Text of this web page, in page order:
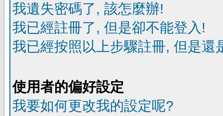
我遺失密碼了, 該怎麼辦!
我已經註冊了, 但是卻不能登入!
我已經按照以上步驟註冊, 但是還
使用者的偏好設定
我要如何更改我的設定呢?